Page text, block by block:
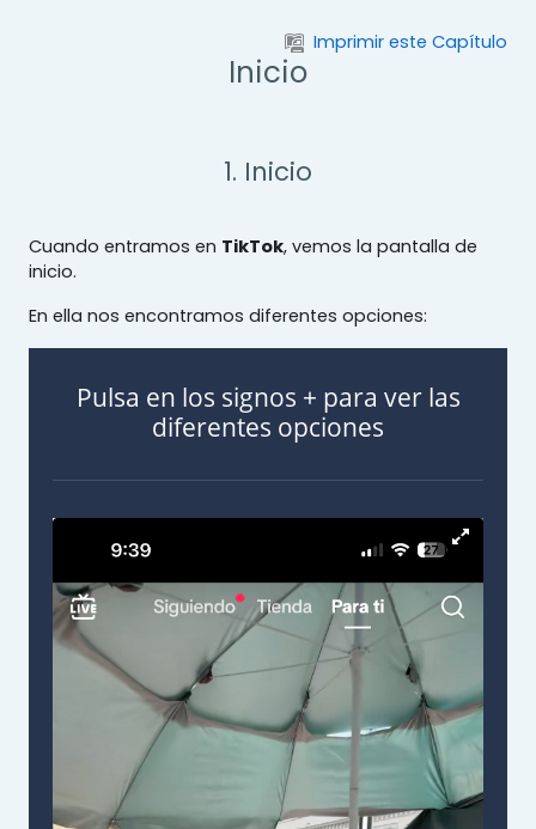
Imprimir este Capítulo
Inicio
1. Inicio
Cuando entramos en TikTok, vemos la pantalla de
inicio.
En ella nos encontramos diferentes opciones:
Pulsa en los signos + para ver las
diferentes opciones